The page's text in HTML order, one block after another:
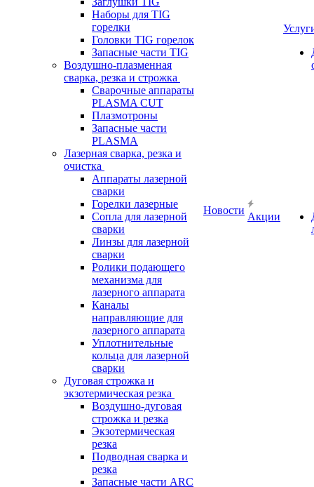
Наборы для TIG
горелки
Головки TIG горелок
Запасные части TIG
Воздушно-плазменная
сварка, резка и строжка
Сварочные аппараты
PLASMA CUT
Плазмотроны
Запасные части
PLASMA
Лазерная сварка, резка и
очистка
Аппараты лазерной
сварки
Горелки лазерные
Сопла для лазерной
сварки
Линзы для лазерной
сварки
Ролики подающего
механизма для
лазерного аппарата
Каналы
направляющие для
лазерного аппарата
Уплотнительные
кольца для лазерной
сварки
Дуговая строжка и
экзотермическая резка
Воздушно-дуговая
строжка и резка
Экзотермическая
резка
Подводная сварка и
резка
Запасные части ARC
Новости
Акции